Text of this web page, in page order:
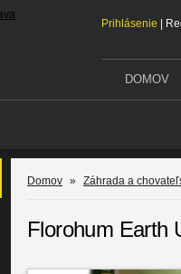
Prihlásenie
DOMOV
Domov » Záhrada a
Florohum Earth